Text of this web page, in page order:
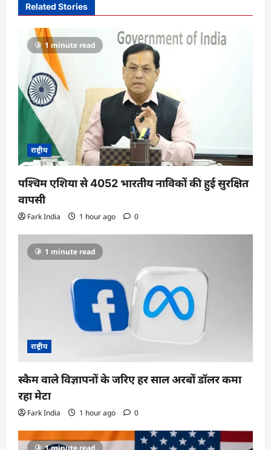
g
o
n
Related Stories
1 minute read
राष्ट्रीय
पश्चिम एशिया से 4052 भारतीय नाविकों की हुई सुरक्षित
वापसी
Fark India 1 hour ago 0
1 minute read
राष्ट्रीय
स्कैम वाले विज्ञापनों के जरिए हर साल अरबों डॉलर कमा
रहा मेटा
Fark India 1 hour ago 0
1 minute read